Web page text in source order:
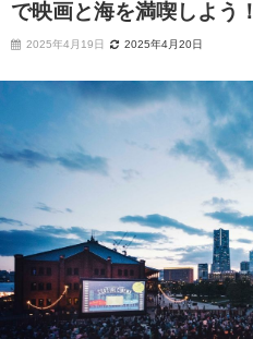
で映画と海を満喫しよう！
2025年4月19日 2025年4月20日